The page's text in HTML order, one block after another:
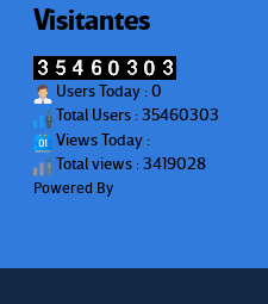
Visitantes
Users Today : 0
Total Users : 35460303
Views Today :
Total views : 3419028
Powered By